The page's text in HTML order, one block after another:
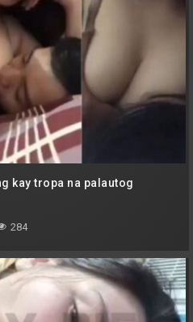
kay tropa na palautog
284